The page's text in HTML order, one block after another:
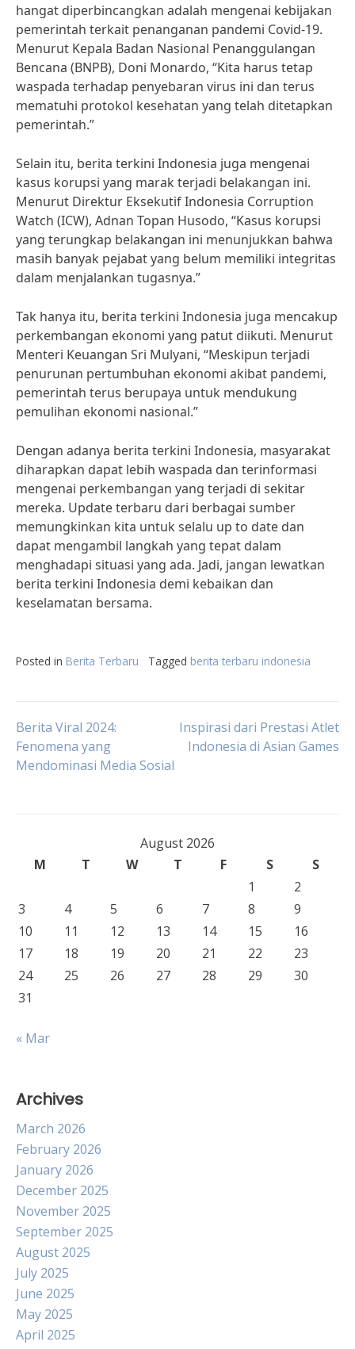
hangat diperbincangkan adalah mengenai kebijakan
pemerintah terkait penanganan pandemi Covid-19.
Menurut Kepala Badan Nasional Penanggulangan
Bencana (BNPB), Doni Monardo, “Kita harus tetap
waspada terhadap penyebaran virus ini dan terus
mematuhi protokol kesehatan yang telah ditetapkan
pemerintah.”
Selain itu, berita terkini Indonesia juga mengenai
kasus korupsi yang marak terjadi belakangan ini.
Menurut Direktur Eksekutif Indonesia Corruption
Watch (ICW), Adnan Topan Husodo, “Kasus korupsi
yang terungkap belakangan ini menunjukkan bahwa
masih banyak pejabat yang belum memiliki integritas
dalam menjalankan tugasnya.”
Tak hanya itu, berita terkini Indonesia juga mencakup
perkembangan ekonomi yang patut diikuti. Menurut
Menteri Keuangan Sri Mulyani, “Meskipun terjadi
penurunan pertumbuhan ekonomi akibat pandemi,
pemerintah terus berupaya untuk mendukung
pemulihan ekonomi nasional.”
Dengan adanya berita terkini Indonesia, masyarakat
diharapkan dapat lebih waspada dan terinformasi
mengenai perkembangan yang terjadi di sekitar
mereka. Update terbaru dari berbagai sumber
memungkinkan kita untuk selalu up to date dan
dapat mengambil langkah yang tepat dalam
menghadapi situasi yang ada. Jadi, jangan lewatkan
berita terkini Indonesia demi kebaikan dan
keselamatan bersama.
Posted in Berita Terbaru Tagged berita terbaru indonesia
Post
navigation
Berita Viral 2024:
Fenomena yang
Mendominasi Media Sosial
Inspirasi dari Prestasi Atlet
Indonesia di Asian Games
August 2026
M
T W T F S
S
1
2
3
4 5 6 7 8
9
10
11 12 13 14 15
16
17
18 19 20 21 22
23
24
25 26 27 28 29
30
31
« Mar
Archives
March 2026
February 2026
January 2026
December 2025
November 2025
September 2025
August 2025
July 2025
June 2025
May 2025
April 2025